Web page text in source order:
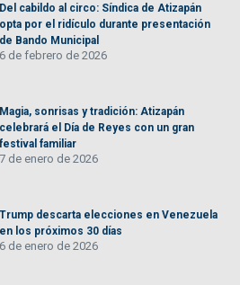
Del cabildo al circo: Síndica de Atizapán
opta por el ridículo durante presentación
de Bando Municipal
6 de febrero de 2026
Magia, sonrisas y tradición: Atizapán
celebrará el Día de Reyes con un gran
festival familiar
7 de enero de 2026
Trump descarta elecciones en Venezuela
en los próximos 30 días
6 de enero de 2026